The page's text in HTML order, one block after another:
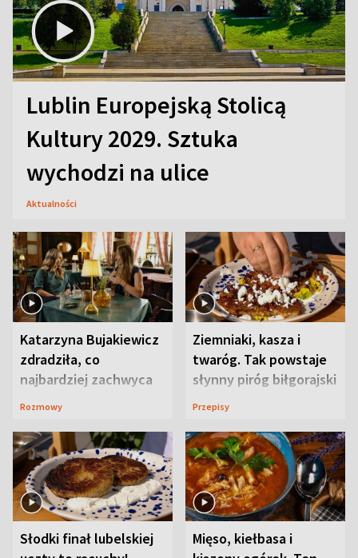
Lublin Europejską Stolicą
Kultury 2029. Sztuka
wychodzi na ulice
Aktualności
Katarzyna Bujakiewicz
zdradziła, co
najbardziej zachwyca
ją w Lublinie
Rozmowy
Ziemniaki, kasza i
twaróg. Tak powstaje
słynny piróg biłgorajski
Przepisy
Słodki finał lubelskiej
Mięso, kiełbasa i